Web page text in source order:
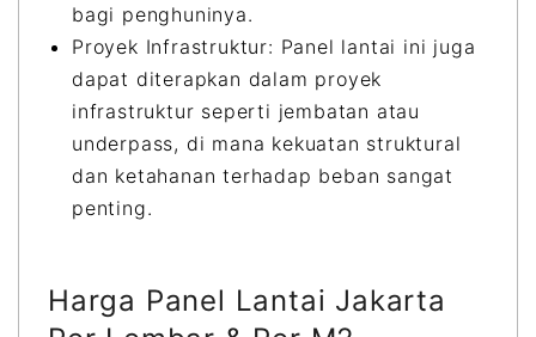
bagi penghuninya.
Proyek Infrastruktur: Panel lantai ini juga
dapat diterapkan dalam proyek
infrastruktur seperti jembatan atau
underpass, di mana kekuatan struktural
dan ketahanan terhadap beban sangat
penting.
Harga Panel Lantai Jakarta